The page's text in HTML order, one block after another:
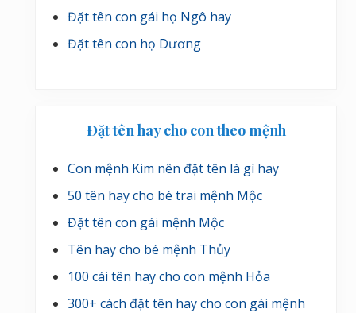
Đặt tên con gái họ Ngô hay
Đặt tên con họ Dương
Đặt tên hay cho con theo mệnh
Con mệnh Kim nên đặt tên là gì hay
50 tên hay cho bé trai mệnh Mộc
Đặt tên con gái mệnh Mộc
Tên hay cho bé mệnh Thủy
100 cái tên hay cho con mệnh Hỏa
300+ cách đặt tên hay cho con gái mệnh